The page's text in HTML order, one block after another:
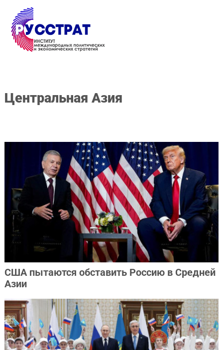
Перейти к основному содержанию
Центральная Азия
США пытаются обставить Россию в Средней
Азии